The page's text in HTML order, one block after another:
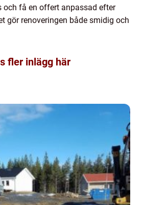
och få en offert anpassad efter
gör renoveringen både smidig och
fler inlägg här